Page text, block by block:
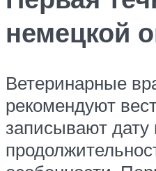
немецкой
Ветеринарные
рекомендуют
записывают дату